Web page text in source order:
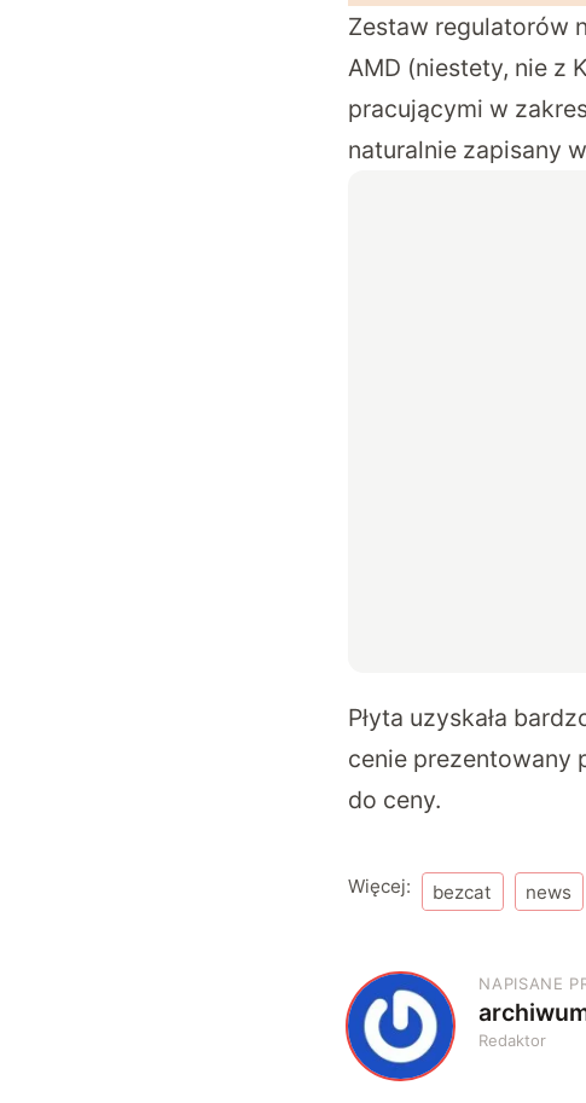
Zestaw regulatorów
AMD (niestety, nie z
pracującymi w
naturalnie zapisany
Płyta uzyskała
cenie prezentowany
do ceny.
Więcej: bezcat news
A
NAPISANE
Redaktor